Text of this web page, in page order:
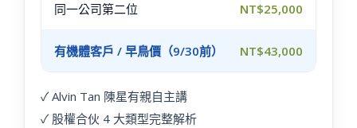
同一公司第二位 NT$25,000
有機體客戶 / 早鳥價（9/30前） NT$43,000
✓ Alvin Tan 陳星有親自主講
✓ 股權合伙 4 大類型完整解析